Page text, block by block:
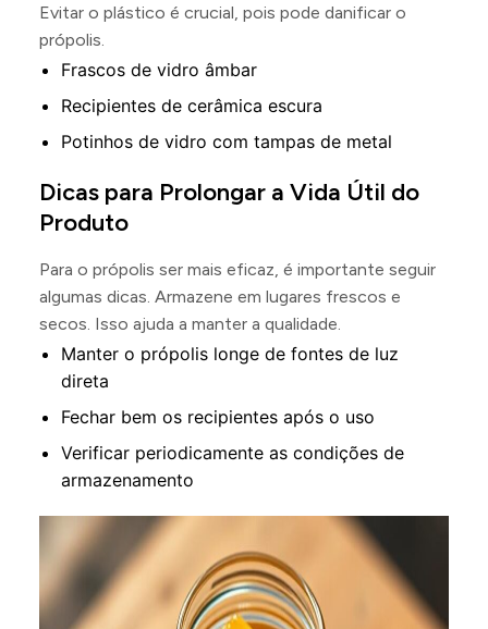
Evitar o plástico é crucial, pois pode danificar o
própolis.
Frascos de vidro âmbar
Recipientes de cerâmica escura
Potinhos de vidro com tampas de metal
Dicas para Prolongar a Vida Útil do
Produto
Para o própolis ser mais eficaz, é importante seguir
algumas dicas. Armazene em lugares frescos e
secos. Isso ajuda a manter a qualidade.
Manter o própolis longe de fontes de luz
direta
Fechar bem os recipientes após o uso
Verificar periodicamente as condições de
armazenamento